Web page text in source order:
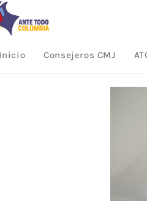
Inicio Consejeros CMJ